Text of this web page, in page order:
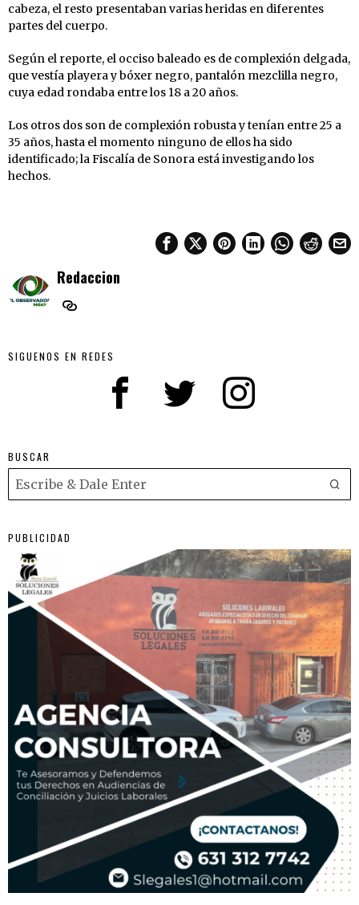
cabeza, el resto presentaban varias heridas en diferentes
partes del cuerpo.
Según el reporte, el occiso baleado es de complexión delgada,
que vestía playera y bóxer negro, pantalón mezclilla negro,
cuya edad rondaba entre los 18 a 20 años.
Los otros dos son de complexión robusta y tenían entre 25 a
35 años, hasta el momento ninguno de ellos ha sido
identificado; la Fiscalía de Sonora está investigando los
hechos.
Redaccion
SIGUENOS EN REDES
BUSCAR
PUBLICIDAD